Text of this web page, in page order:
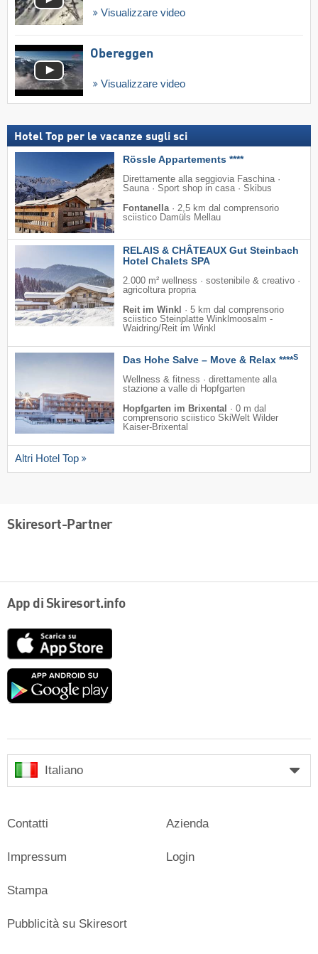
Visualizzare video
Obereggen
Visualizzare video
Hotel Top per le vacanze sugli sci
Rössle Appartements ****
Direttamente alla seggiovia Faschina ·
Sauna · Sport shop in casa · Skibus
Fontanella · 2,5 km dal comprensorio
sciistico Damüls Mellau
RELAIS & CHÂTEAUX Gut Steinbach
Hotel Chalets SPA
2.000 m² wellness · sostenibile & creativo ·
agricoltura propria
Reit im Winkl
· 5 km dal comprensorio
sciistico Steinplatte Winklmoosalm -
Waidring/​Reit im Winkl
Das Hohe Salve – Move & Relax ****S
Wellness & fitness · direttamente alla
stazione a valle di Hopfgarten
Hopfgarten im Brixental
· 0 m dal
comprensorio sciistico SkiWelt Wilder
Kaiser-Brixental
Altri Hotel Top
Skiresort-Partner
App di Skiresort.info
Google
Italiano
Contatti
Impressum
Stampa
Azienda
Login
Pubblicità su Skiresort